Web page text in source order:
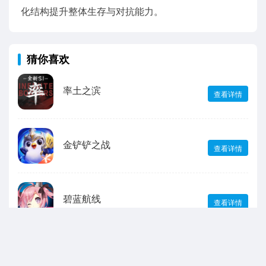
化结构提升整体生存与对抗能力。
猜你喜欢
率土之滨 查看详情
金铲铲之战 查看详情
碧蓝航线 查看详情